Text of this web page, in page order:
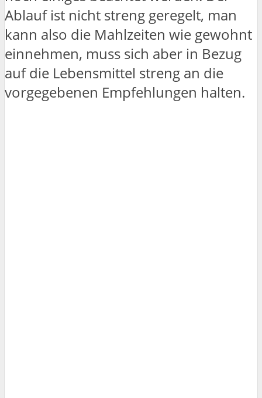
Ablauf ist nicht streng geregelt, man
kann also die Mahlzeiten wie gewohnt
einnehmen, muss sich aber in Bezug
auf die Lebensmittel streng an die
vorgegebenen Empfehlungen halten.